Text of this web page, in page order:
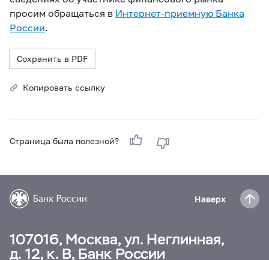
просим обращаться в Интернет-приемную Банка
России.
Сохранить в PDF
Копировать ссылку
Страница была полезной?
Наверх
107016, Москва, ул. Неглинная,
д. 12, к. В, Банк России